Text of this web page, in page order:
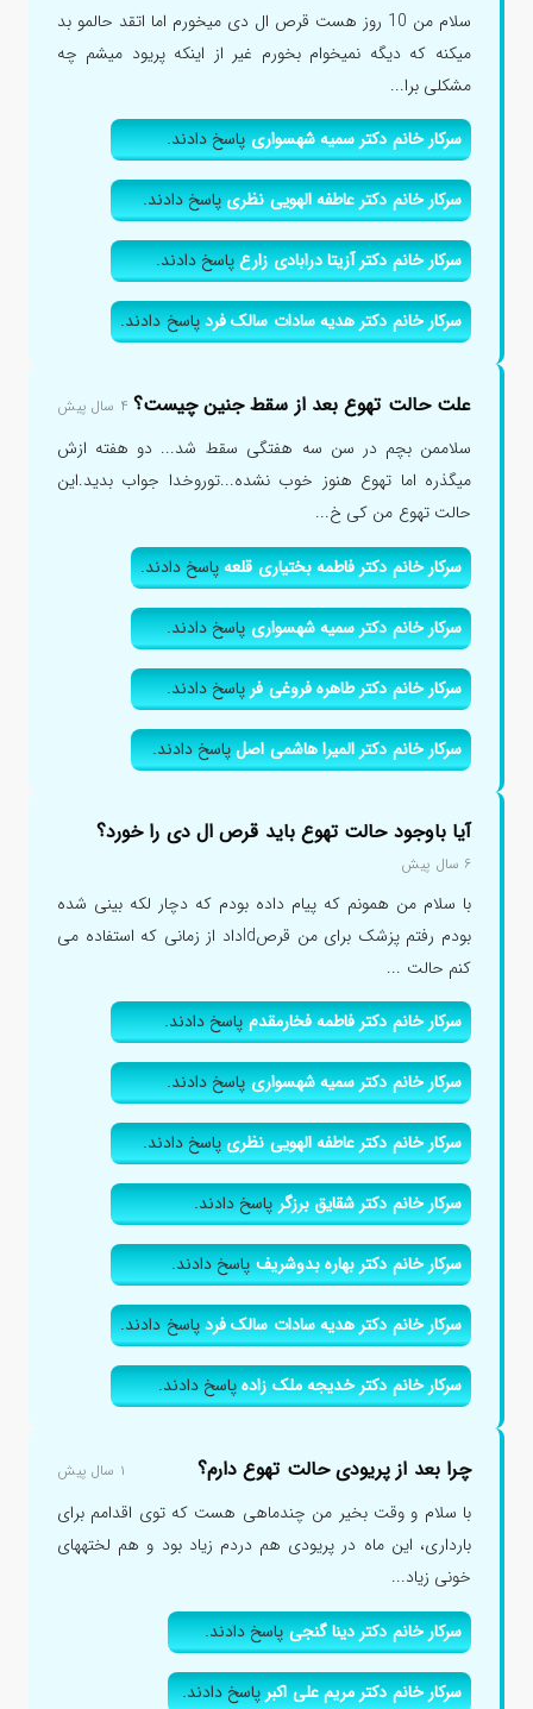
سلام من 10 روز هست قرص ال دی میخورم اما اتقد حالمو بد
میکنه که دیگه نمیخوام بخورم غیر از اینکه پریود میشم چه
مشکلی برا...
سرکار خانم دکتر سمیه شهسواریپاسخ دادند.
سرکار خانم دکتر عاطفه الهویی نظریپاسخ دادند.
سرکار خانم دکتر آزیتا درابادی زارعپاسخ دادند.
سرکار خانم دکتر هدیه سادات سالک فردپاسخ دادند.
علت حالت تهوع بعد از سقط جنین چیست؟ ۴ سال پیش
سلاممن بچم در سن سه هفتگی سقط شد... دو هفته ازش
میگذره اما تهوع هنوز خوب نشده...توروخدا جواب بدید.این
حالت تهوع من کی خ...
سرکار خانم دکتر فاطمه بختیاری قلعهپاسخ دادند.
سرکار خانم دکتر سمیه شهسواریپاسخ دادند.
سرکار خانم دکتر طاهره فروغی فرپاسخ دادند.
سرکار خانم دکتر المیرا هاشمی اصلپاسخ دادند.
آیا باوجود حالت تهوع باید قرص ال دی را خورد؟
۶ سال پیش
با سلام من همونم که پیام داده بودم که دچار لکه بینی شده
بودم رفتم پزشک برای من قرصldداد از زمانی که استفاده می
کنم حالت ...
سرکار خانم دکتر فاطمه فخارمقدمپاسخ دادند.
سرکار خانم دکتر سمیه شهسواریپاسخ دادند.
سرکار خانم دکتر عاطفه الهویی نظریپاسخ دادند.
سرکار خانم دکتر شقایق برزگرپاسخ دادند.
سرکار خانم دکتر بهاره بدوشریفپاسخ دادند.
سرکار خانم دکتر هدیه سادات سالک فردپاسخ دادند.
سرکار خانم دکتر خدیجه ملک زادهپاسخ دادند.
چرا بعد از پریودی حالت تهوع دارم؟ ۱ سال پیش
با سلام و وقت بخیر من چندماهی هست که توی اقدامم برای
بارداری، این ماه در پریودی هم دردم زیاد بود و هم لختههای
خونی زیاد...
سرکار خانم دکتر دینا گنجیپاسخ دادند.
سرکار خانم دکتر مریم علی اکبرپاسخ دادند.